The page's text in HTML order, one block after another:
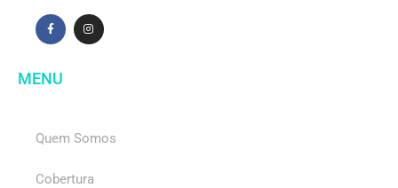
MENU
Quem Somos
Cobertura